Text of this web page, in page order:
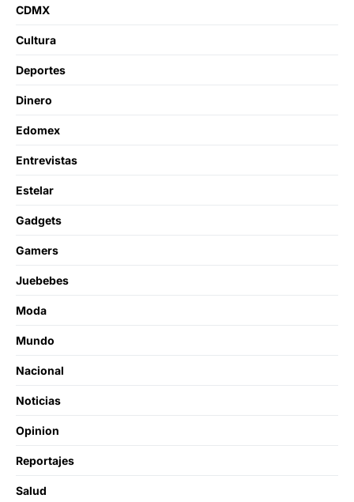
CDMX
Cultura
Deportes
Dinero
Edomex
Entrevistas
Estelar
Gadgets
Gamers
Juebebes
Moda
Mundo
Nacional
Noticias
Opinion
Reportajes
Salud